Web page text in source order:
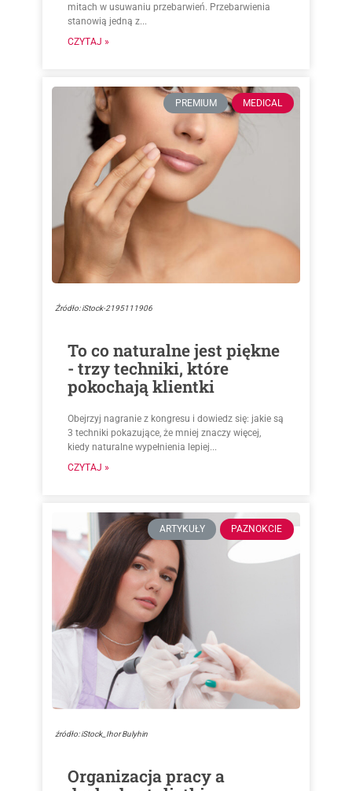
mitach w usuwaniu przebarwień. Przebarwienia
stanowią jedną z...
CZYTAJ »
PREMIUM MEDICAL
Źródło: iStock-2195111906
To co naturalne jest piękne
- trzy techniki, które
pokochają klientki
Obejrzyj nagranie z kongresu i dowiedz się: jakie są
3 techniki pokazujące, że mniej znaczy więcej,
kiedy naturalne wypełnienia lepiej...
CZYTAJ »
ARTYKUŁY PAZNOKCIE
źródło: iStock_Ihor Bulyhin
Organizacja pracy a